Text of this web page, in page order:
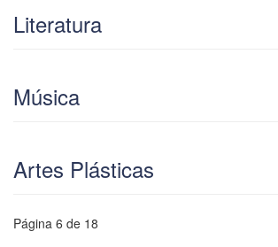
Literatura
Música
Artes Plásticas
Página 6 de 18